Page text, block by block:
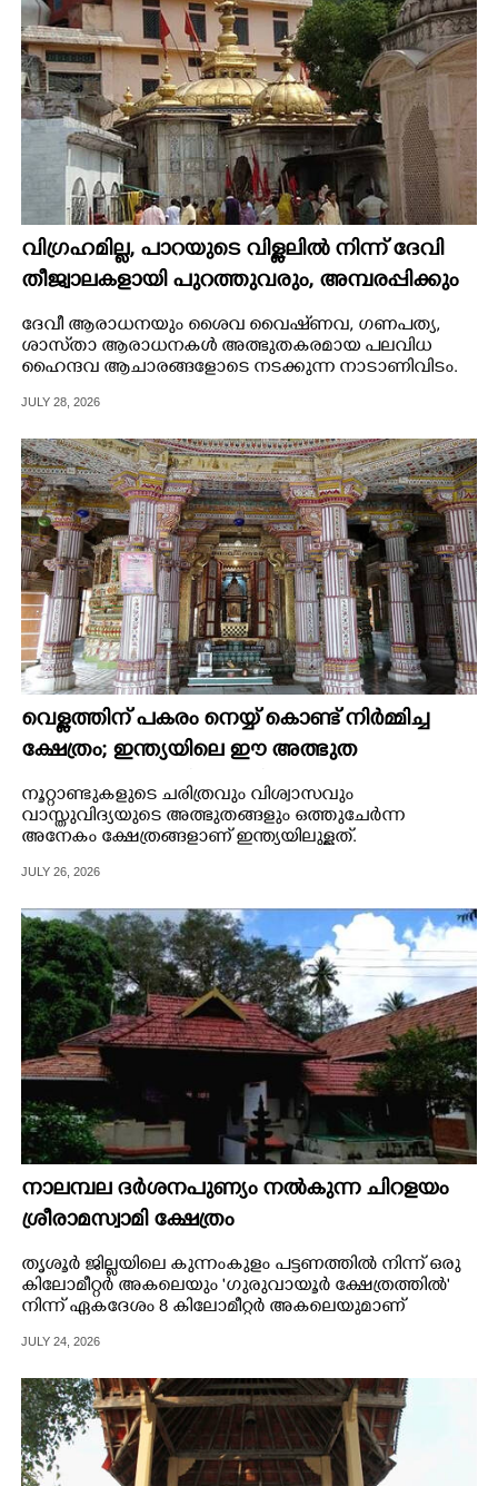
വിഗ്രഹമില്ല,​ പാറയുടെ വിള്ളലിൽ നിന്ന് ദേവി
തീജ്വാലകളായി പുറത്തുവരും,​ അമ്പരപ്പിക്കും
ഈ ക്ഷേത്രം
ദേവീ ആരാധനയും ശൈവ വൈഷ്‌ണവ,​ ഗണപത്യ,​
ശാസ്‌താ ആരാധനകൾ അത്ഭുതകരമായ പലവിധ
ഹൈന്ദവ ആചാരങ്ങളോടെ നടക്കുന്ന നാടാണിവിടം.
JULY 28, 2026
വെള്ളത്തിന് പകരം നെയ്യ് കൊണ്ട് നിർമ്മിച്ച
ക്ഷേത്രം; ഇന്ത്യയിലെ ഈ അത്ഭുത
ക്ഷേത്രത്തെക്കുറിച്ച് കേട്ടിട്ടുണ്ടോ?
നൂറ്റാണ്ടുകളുടെ ചരിത്രവും വിശ്വാസവും
വാസ്തുവിദ്യയുടെ അത്ഭുതങ്ങളും ഒത്തുചേർന്ന
അനേകം ക്ഷേത്രങ്ങളാണ് ഇന്ത്യയിലുള്ളത്.
JULY 26, 2026
നാലമ്പല ദർശനപുണ്യം നൽകുന്ന ചിറളയം
ശ്രീരാമസ്വാമി ക്ഷേത്രം
തൃശൂർ ജില്ലയിലെ കുന്നംകുളം പട്ടണത്തിൽ നിന്ന് ഒരു
കിലോമീറ്റർ അകലെയും "ഗുരുവായൂർ ക്ഷേത്രത്തിൽ"
നിന്ന് ഏകദേശം 8 കിലോമീറ്റർ അകലെയുമാണ്
JULY 24, 2026